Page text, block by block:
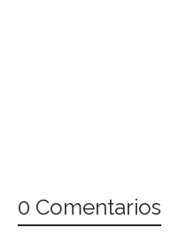
0 Comentarios